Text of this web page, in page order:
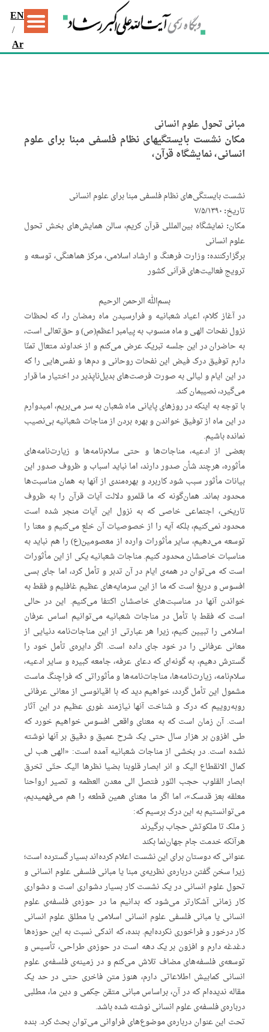
EN
/
Ar
مبانی تحول علوم انسانی
مکان نشست بایستگیهای نظام فلسفی مبنا برای علوم
انسانی، نمایشگاه قرآن،
نشست بایستگی‌های نظام فلسفی مبنا برای علوم انسانی
تاریخ: ۷/۵/۱۳۹۰
مکان: نمایشگاه بین‌المللی قرآن کریم، سالن همایش‌های بخش تحول
علوم انسانی
برگزارکننده:‌ وزارت فرهنگ و ارشاد اسلامی، مرکز هماهنگی، توسعه و
ترویج فعالیت‌های قرآنی کشور
بسم‌الله الرحمن الرحیم
در آغاز کلام، اعیاد شعبانیه و فرارسیدن ماه رمضان را، که لحظات
نزول نفحات الهی و ماه منسوب به پیامبر اعظم(ص) و حق‌تعالی است،
به حاضران در این جلسه تبریک عرض می‌کنم و از خداوند متعال تمنّا
دارم توفیق درک فیض این نفحات روحانی و دم‌ها و نفس‌هایی را که
در این ایام و لیالی به صورت فرصت‌های بدیل‌ناپذیر در اختیار ما قرار
می‌گیرد، نصیبمان کند.
با توجه به اینکه در روزهای پایانی ماه شعبان به سر می‌بریم، امیدوارم
در این ماه از توفیق خواندن و بهره بردن از مناجات شعبانیه بی‌نصیب
نمانده باشیم.
بعضی از ادعیه، مناجات‌ها و حتی سلام‌نامه‌ها و زیارت‌نامه‌های
مأثوره، هرچند شأن صدور دارند، اما نباید اسباب و ظروف صدور این
بیانات مأثور سبب شود کاربرد و بهر‌ه‌مندی از آنها به همان مناسبت‌ها
محدود بماند. همان‌گونه که ما قلمرو دلالت آیات قرآن را به ظروف
تاریخی، اجتماعی خاصی که به نزول این آیات منجر شده است
محدود نمی‌کنیم، بلکه آیه را از خصوصیات آن خلع می‌کنیم و معنا را
توسعه می‌دهیم، سایر مأثورات وارده از معصومین(ع) را هم نباید به
مناسبات خاصشان محدود کنیم. مناجات شعبانیه یکی از این مأثورات
است که می‌توان در همه‌ی ایام در آن تدبر و تأمل کرد، اما جای بسی
افسوس و دریغ است که ما از این سرمایه‌های عظیم غافلیم و فقط به
خواندن آنها در مناسبت‌های خاصشان اکتفا می‌کنیم. این در حالی
است که فقط با تأمل در مناجات شعبانیه می‌توانیم اساس عرفان
اسلامی را تبیین کنیم، زیرا هر عبارتی از این مناجات‌نامه دنیایی از
معانی عرفانی را در خود جای داده است. اگر دایره‌ی تأمل خود را
گسترش دهیم، به گونه‌ای که دعای عرفه، جامعه کبیره و سایر ادعیه،
سلام‌نامه، زیارت‌نامه‌ها، مناجات‌نامه‌ها و مأثوراتی که فراچنگ ماست
مشمول این تأمل گردد، خواهیم دید که با اقیانوسی از معانی عرفانی
روبه‌روییم که درک و شناخت آنها نیازمند غوری عظیم در این آثار
است. آن زمان است که به معنای واقعی افسوس خواهیم خورد که
طی افزون بر هزار سال حتی یک شرح عمیق و دقیق بر آنها نوشته
نشده است. در بخشی از مناجات شعبانیه آمده است: «الهی هب لی
کمال الانقطاع الیک و انر ابصار قلوبنا بضیا نظرها الیک حتّی تخرق
ابصار القلوب حجب النّور فتصل الی معدن العظمه و تصیر ارواحنا
معلقه بعز قدسک»، اما اگر ما معنای همین قطعه را هم می‌فهمیدیم،
می‌توانستیم به این درک برسیم که:
ز ملک تا ملکوتش حجاب برگیرند
هرآنکه خدمت جام جهان‌نما بکند
عنوانی که دوستان برای این نشست اعلام کرده‌اند بسیار گسترده است؛
زیرا سخن گفتن درباره‌ی نظریه‌ی مبنا یا مبانی فلسفی علوم انسانی و
تحول علوم انسانی در یک نشست کار بسیار دشواری است و دشواری
کار زمانی آشکارتر می‌شود که بدانیم ما در حوزه‌ی فلسفه‌ی علوم
انسانی یا مبانی فلسفی علوم انسانی اسلامی یا مطلق علوم انسانی
کار درخور و فراخوری نکرده‌ایم. بنده، که اندکی نسبت به این حوزه‌ها
دغدغه دارم و افزون بر یک دهه است در حوزه‌ی طراحی، تأسیس و
توسعه‌ی فلسفه‌های مضاف تلاش می‌کنم و در زمینه‌ی فلسفه‌ی علوم
انسانی کمابیش اطلاعاتی دارم، هنوز متن فاخری حتی در حد یک
مقاله ندیده‌ام که در آن، براساس مبانی متقن حِکمی و دین ما، مطلبی
درباره‌ی فلسفه‌ی علوم انسانی نوشته شده باشد.
تحت این عنوان درباره‌ی موضوع‌های فراوانی می‌توان بحث کرد. بنده